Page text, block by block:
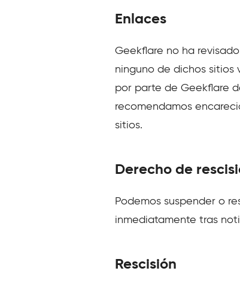
Enlaces
Geekflare no ha
ninguno de dichos sitios
por parte de Geekflare
recomendamos
sitios.
Derecho de
Podemos suspender o
inmediatamente tras
Rescisión